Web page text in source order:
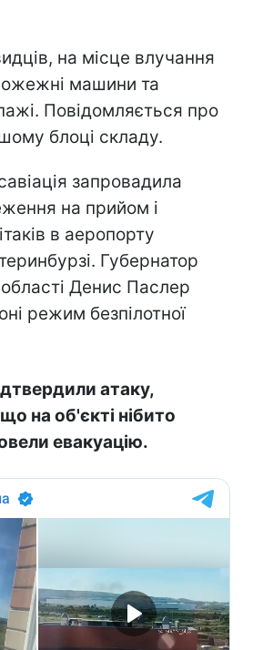
на місце влучання
машини та
Повідомляється про
блоці складу.
запровадила
на прийом і
в аеропорту
Губернатор
Денис Паслер
режим безпілотної
атаку,
на об'єкті нібито
евакуацію.